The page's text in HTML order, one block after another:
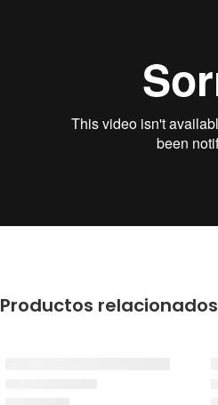
Productos relacionados